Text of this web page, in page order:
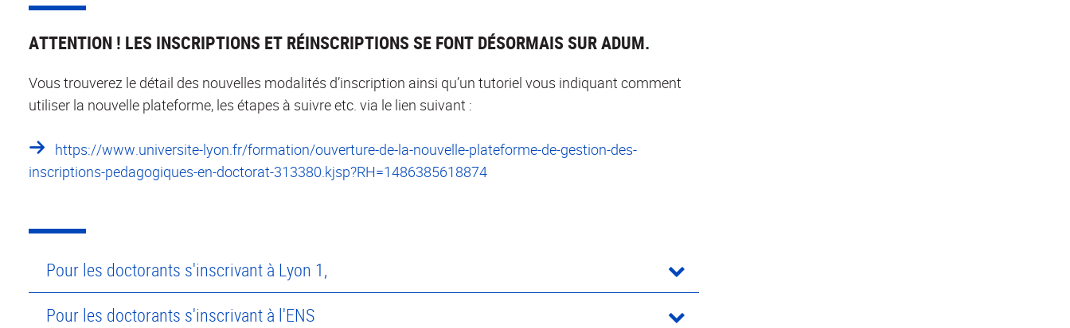
ATTENTION ! LES INSCRIPTIONS ET RÉINSCRIPTIONS SE FONT DÉSORMAIS SUR ADUM.
Vous trouverez le détail des nouvelles modalités d’inscription ainsi qu’un tutoriel vous indiquant comment
utiliser la nouvelle plateforme, les étapes à suivre etc. via le lien suivant :
https://www.universite-lyon.fr/formation/ouverture-de-la-nouvelle-plateforme-de-gestion-des-
inscriptions-pedagogiques-en-doctorat-313380.kjsp?RH=1486385618874
Pour les doctorants s'inscrivant à Lyon 1,
Pour les doctorants s'inscrivant à l'ENS